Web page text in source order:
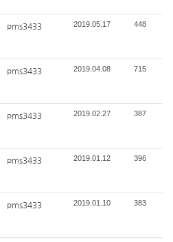
pms3433 2019.05.17 448
pms3433 2019.04.08 715
pms3433 2019.02.27 387
pms3433 2019.01.12 396
pms3433 2019.01.10 383